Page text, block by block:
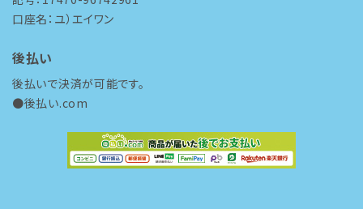
口座名：ユ）エイワン
後払い
後払いで決済が可能です。
●後払い.com